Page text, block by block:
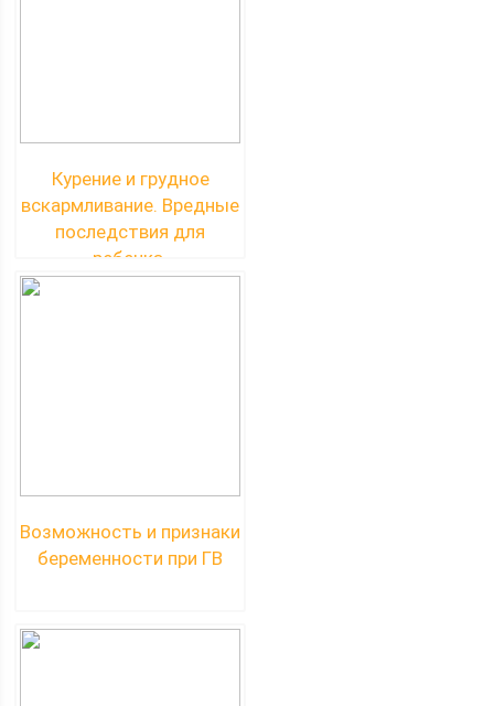
Курение и грудное
вскармливание. Вредные
последствия для
ребенка.
Возможность и признаки
беременности при ГВ